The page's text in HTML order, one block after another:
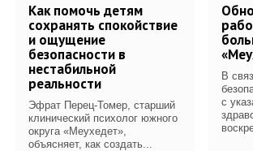
Как помочь детям
сохранять спокойствие
и ощущение
безопасности в
нестабильной
реальности
Эфрат Перец-Томер, старший
клинический психолог южного
округа «Меухедет»,
объясняет, как создать...
В
с